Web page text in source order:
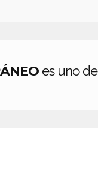
es uno